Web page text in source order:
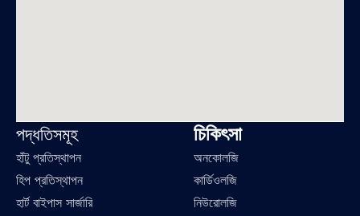
পদ্ধতিসমূহ
হাঁটু প্রতিস্থাপন
হিপ প্রতিস্থাপন
হার্ট বাইপাস সার্জারি
চিকিৎসা
অনকোলজি
কার্ডিওলজি
নিউরোলজি